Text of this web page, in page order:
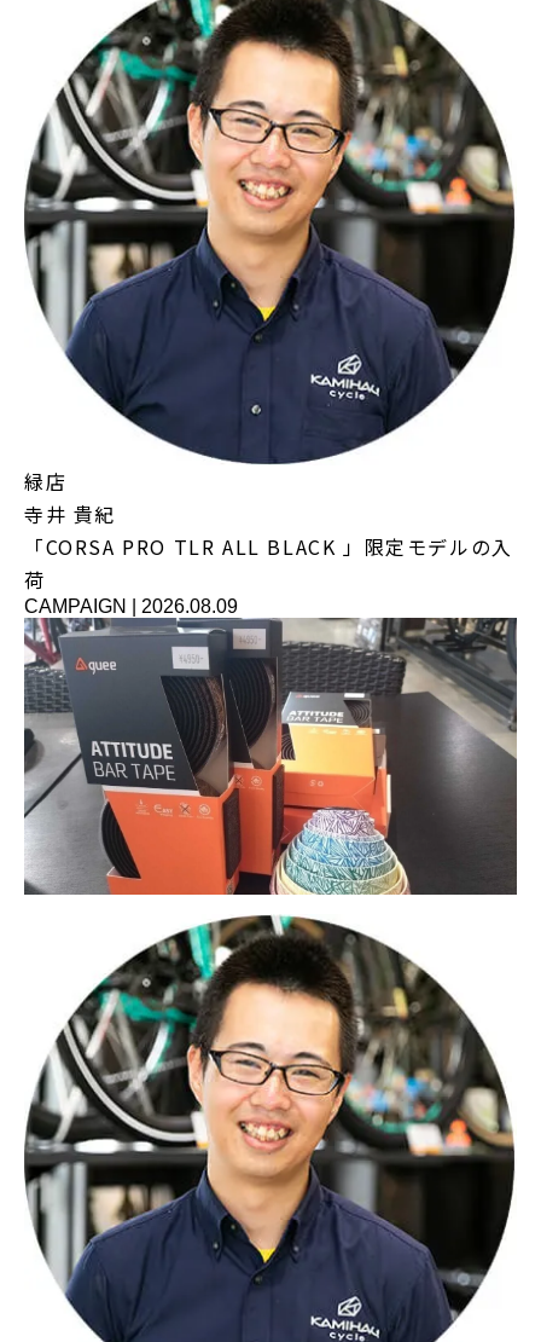
緑店
寺井 貴紀
「CORSA PRO TLR ALL BLACK 」限定モデルの入
荷
CAMPAIGN 2026.08.09